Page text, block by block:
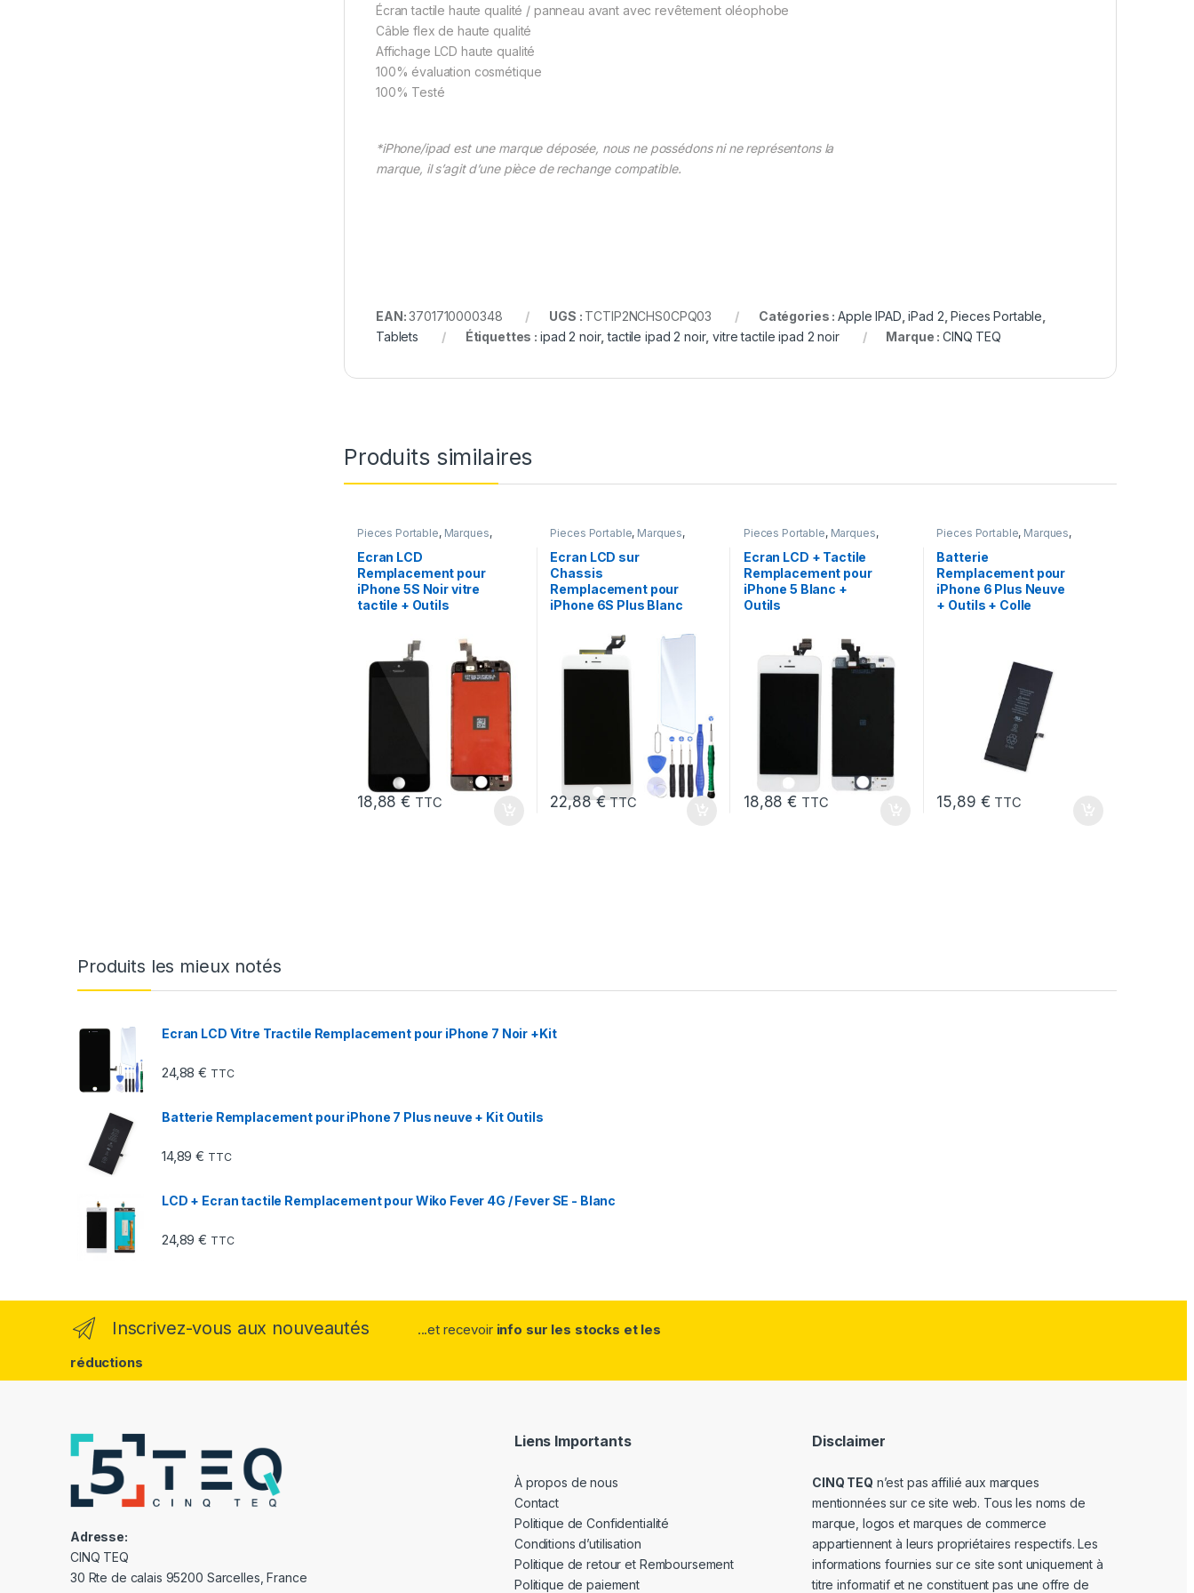
Écran tactile haute qualité / panneau avant avec revêtement oléophobe
Câble flex de haute qualité
Affichage LCD haute qualité
100% évaluation cosmétique
100% Testé
*iPhone/ipad est une marque déposée, nous ne possédons ni ne représentons la
marque, il s’agit d’une pièce de rechange compatible.
EAN:3701710000348 UGS : TCTIP2NCHS0CPQ03 Catégories :Apple IPAD ,iPad 2 ,Pieces Portable
Tablets
Étiquettes : ipad 2 noir,tactile ipad 2 noir,vitre tactile ipad 2 noir Marque :CINQ TEQ
Produits similaires
Pieces Portable, Marques,
iPhone 5s
Ecran LCD
Remplacement pour
iPhone 5S Noir vitre
tactile + Outils
18,88€ TTC
Pieces Portable, Marques,
iPhone 6S Plus
Ecran LCD sur
Chassis
Remplacement pour
iPhone 6S Plus Blanc
22,88€ TTC
Pieces Portable, Marques,
Ecran LCD + Tactile
Remplacement pour
iPhone 5 Blanc +
Outils
18,88€ TTC
Pieces Portable, Marques,
Batteries et
chargeurs
Batterie
Remplacement pour
iPhone 6 Plus Neuve
+ Outils + Colle
15,89 € TTC
Produits les mieux notés
Ecran LCD Vitre Tractile Remplacement pour iPhone 7 Noir +Kit
24,88€ TTC
Batterie Remplacement pour iPhone 7 Plus neuve + Kit Outils
14,89€ TTC
LCD + Ecran tactile Remplacement pour Wiko Fever 4G / Fever SE - Blanc
24,89€ TTC
Inscrivez-vous aux nouveautés ...et recevoir info sur les stocks et les
réductions
Adresse:
CINQ TEQ
30 Rte de calais 95200 Sarcelles, France
Liens Importants
À propos de nous
Contact
Politique de Confidentialité
Conditions d’utilisation
Politique de retour et Remboursement
Politique de paiement
Disclaimer
CINQ TEQ n’est pas affilié aux marques
mentionnées sur ce site web. Tous les noms de
marque, logos et marques de commerce
appartiennent à leurs propriétaires respectifs. Les
informations fournies sur ce site sont uniquement à
titre informatif et ne constituent pas une offre de